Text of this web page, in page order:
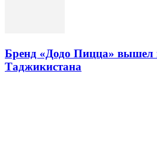
Бренд «Додо Пицца»
Таджикистана